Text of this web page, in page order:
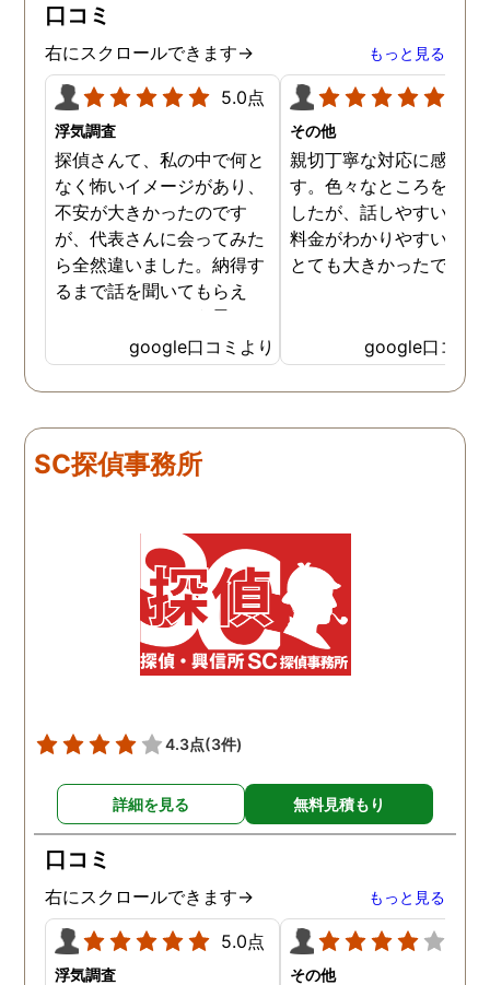
口コミ
右にスクロールできます→ もっと見る
5.0点
浮気調査
探偵さんて、私の中で何と
なく怖いイメージがあり、
不安が大きかったのです
が、代表さんに会ってみた
ら全然違いました。納得す
るまで話を聞いてもらえ
て、ここならという思いで
依頼しました。代表さんが
私と一緒に戦ってくれてる
感じがして、心強かったで
現在離婚調停中です。弁護
士さんも紹介してもらえて
google口コミより
その他
親切丁寧な対応に感謝し
す。色々なところを探し
したが、話しやすいこと
料金がわかりやすいこと
とても大きかったです。
google口コミ
SC探偵事務所
4.3点(3件)
詳細を見る 無料見積もり
口コミ
右にスクロールできます→ もっと見る
5.0点
浮気調査 その他